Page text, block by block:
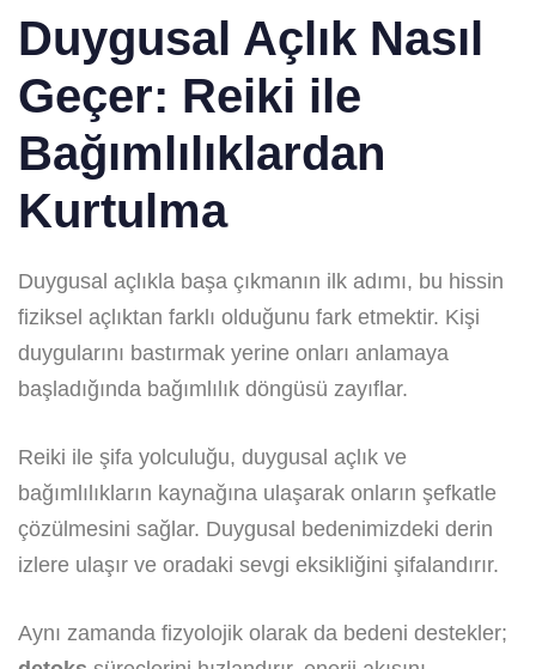
Duygusal Açlık Nasıl
Geçer: Reiki ile
Bağımlılıklardan
Kurtulma
Duygusal açlıkla başa çıkmanın ilk adımı, bu hissin
fiziksel açlıktan farklı olduğunu fark etmektir. Kişi
duygularını bastırmak yerine onları anlamaya
başladığında bağımlılık döngüsü zayıflar.
Reiki ile şifa yolculuğu, duygusal açlık ve
bağımlılıkların kaynağına ulaşarak onların şefkatle
çözülmesini sağlar. Duygusal bedenimizdeki derin
izlere ulaşır ve oradaki sevgi eksikliğini şifalandırır.
Aynı zamanda fizyolojik olarak da bedeni destekler;